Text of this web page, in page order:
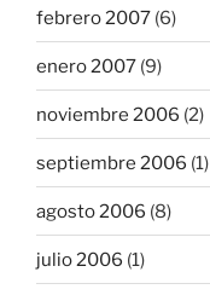
febrero 2007 (6)
enero 2007 (9)
noviembre 2006 (2)
septiembre 2006 (1)
agosto 2006 (8)
julio 2006 (1)